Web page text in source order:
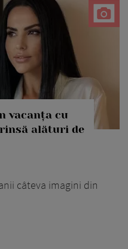
vacanța cu
alături de
câteva imagini din